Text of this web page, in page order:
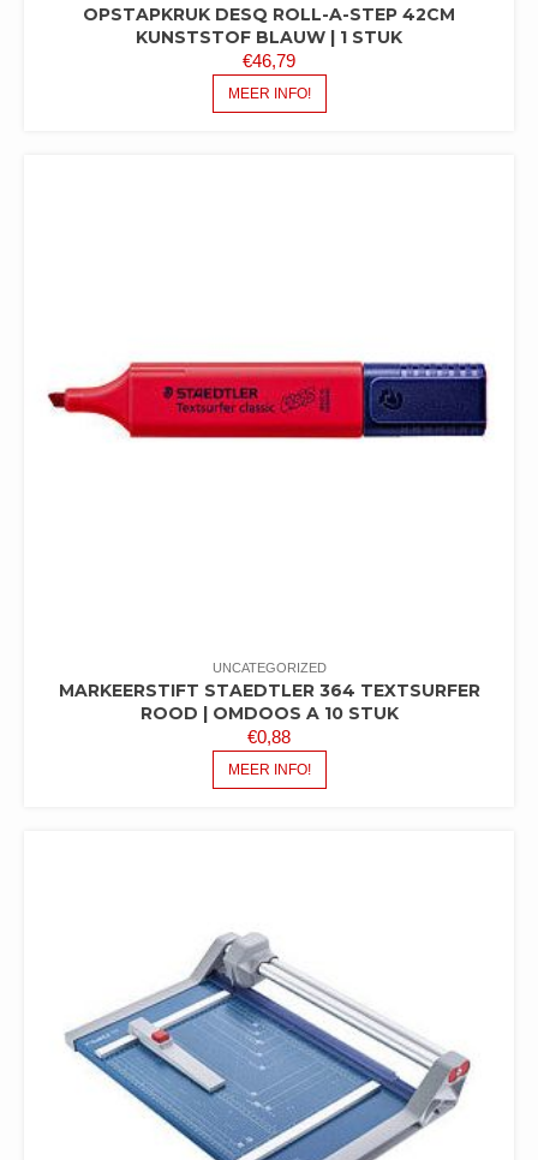
OPSTAPKRUK DESQ ROLL-A-STEP 42CM
KUNSTSTOF BLAUW | 1 STUK
€46,79
MEER INFO!
UNCATEGORIZED
MARKEERSTIFT STAEDTLER 364 TEXTSURFER
ROOD | OMDOOS A 10 STUK
€0,88
MEER INFO!